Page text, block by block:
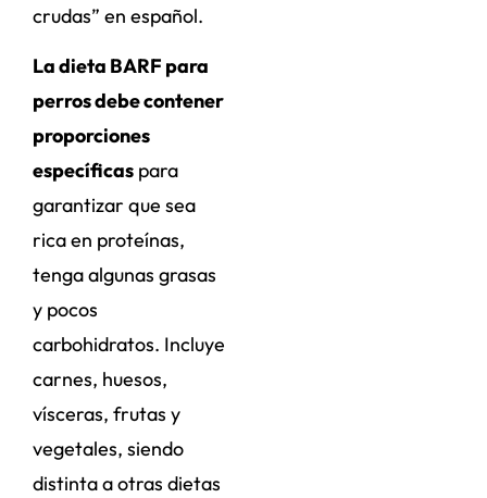
crudas” en español.
La dieta BARF para
perros debe contener
proporciones
específicas para
garantizar que sea
rica en proteínas,
tenga algunas grasas
y pocos
carbohidratos. Incluye
carnes, huesos,
vísceras, frutas y
vegetales, siendo
distinta a otras dietas